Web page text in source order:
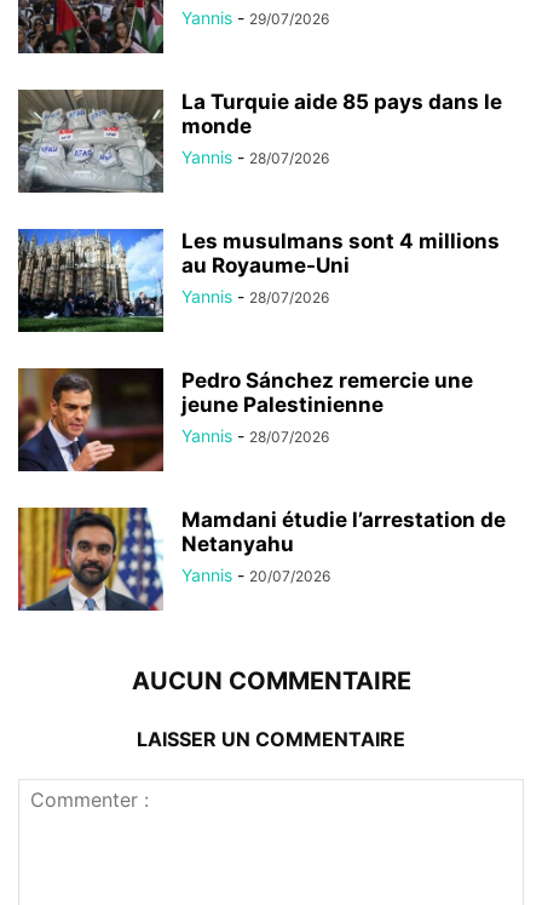
Yannis - 29/07/2026
La Turquie aide 85 pays dans le
monde
Yannis - 28/07/2026
Les musulmans sont 4 millions
au Royaume-Uni
Yannis - 28/07/2026
Pedro Sánchez remercie une
jeune Palestinienne
Yannis - 28/07/2026
Mamdani étudie l’arrestation de
Netanyahu
Yannis - 20/07/2026
AUCUN COMMENTAIRE
LAISSER UN COMMENTAIRE